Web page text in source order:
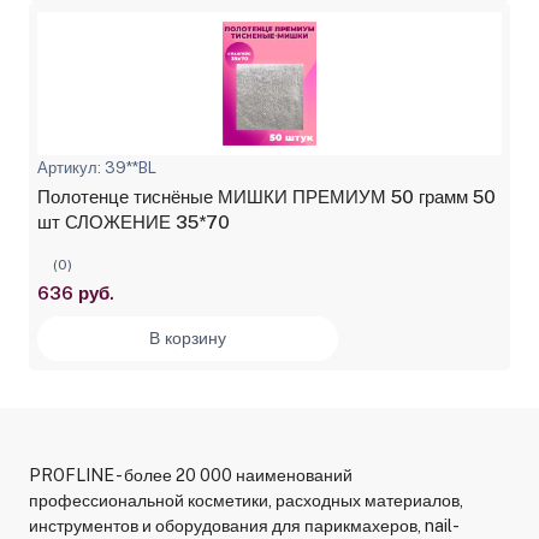
Артикул: 39**BL
Полотенце тиснёные МИШКИ ПРЕМИУМ 50 грамм 50
шт СЛОЖЕНИЕ 35*70
(0)
636 руб.
В корзину
PROFLINE - более 20 000 наименований
профессиональной косметики, расходных материалов,
инструментов и оборудования для парикмахеров, nail-